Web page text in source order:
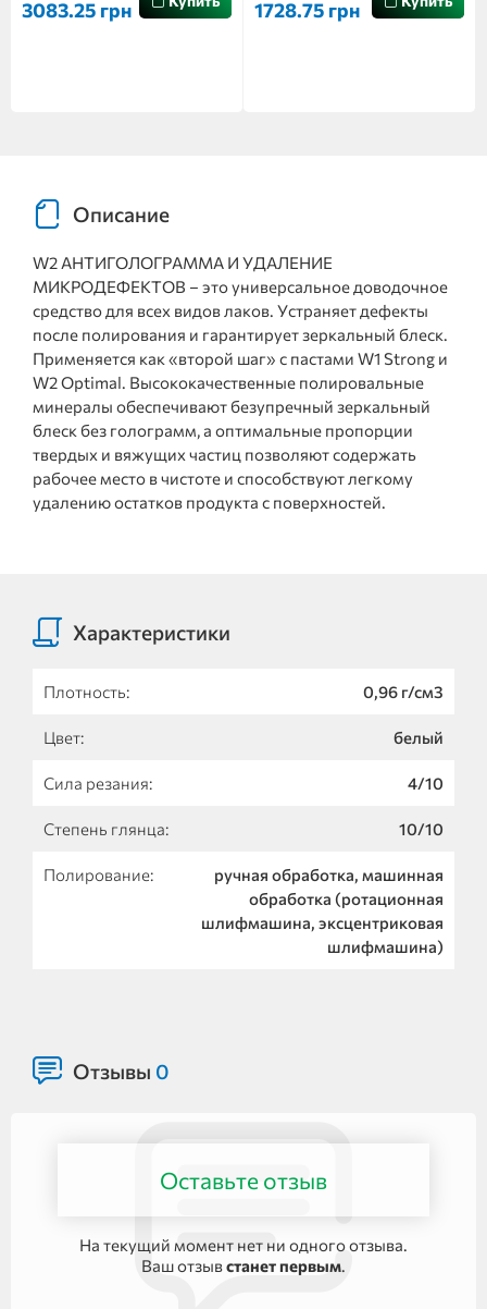
3083.25 грн 1728.75 грн
Описание
W2 АНТИГОЛОГРАММА И УДАЛЕНИЕ
МИКРОДЕФЕКТОВ – это универсальное доводочное
средство для всех видов лаков. Устраняет дефекты
после полирования и гарантирует зеркальный блеск.
Применяется как «второй шаг» с пастами W1 Strong и
W2 Optimal. Высококачественные полировальные
минералы обеспечивают безупречный зеркальный
блеск без голограмм, а оптимальные пропорции
твердых и вяжущих частиц позволяют содержать
рабочее место в чистоте и способствуют легкому
удалению остатков продукта с поверхностей.
Характеристики
Плотность: 0,96 г/см3
Цвет: белый
Сила резания: 4/10
Степень глянца: 10/10
Полирование:
ручная обработка, машинная
обработка (ротационная
шлифмашина, эксцентриковая
шлифмашина)
Отзывы 0
Оставьте отзыв
На текущий момент нет ни одного отзыва.
Ваш отзывстанет первым.